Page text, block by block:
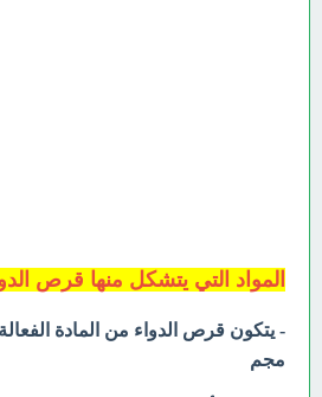
المواد التي يتشكل منها قرص
مجم